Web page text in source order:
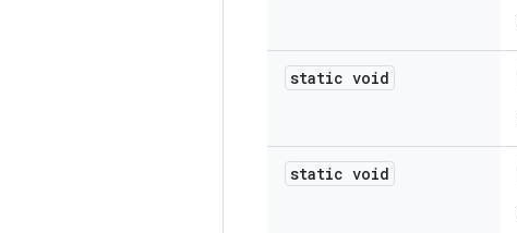
static void
static void